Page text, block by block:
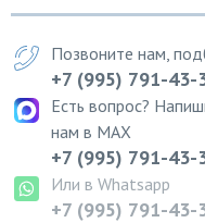
Позвоните нам,
+7 (995) 791-43-
Есть вопрос?
нам в MAX
+7 (995) 791-43-
Или в Whatsapp
+7 (995) 791-43-